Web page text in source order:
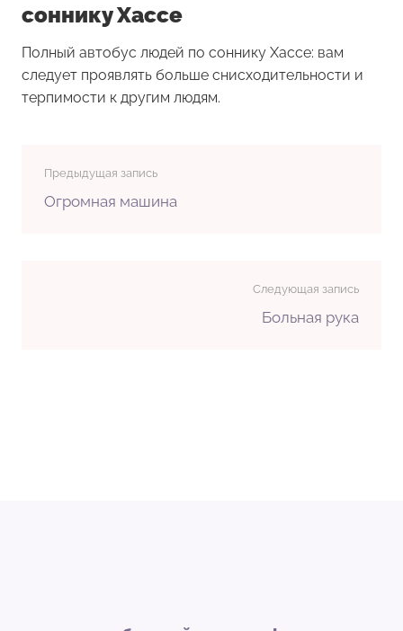
соннику Хассе
Полный автобус людей по соннику Хассе: вам
следует проявлять больше снисходительности и
терпимости к другим людям.
Предыдущая запись
Огромная машина
Следующая запись
Больная рука